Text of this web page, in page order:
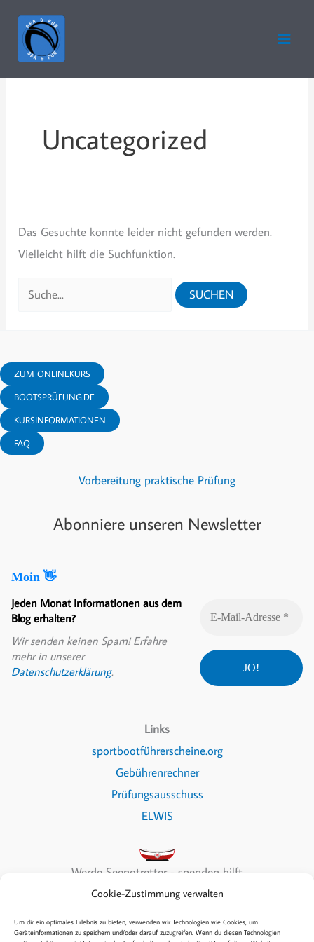
Cookie-Zustimmung verwalten
Um dir ein optimales Erlebnis zu bieten, verwenden wir Technologien wie Cookies, um
Geräteinformationen zu speichern und/oder darauf zuzugreifen. Wenn du diesen Technologien
Inhalt
springen
Uncategorized
Das Gesuchte konnte leider nicht gefunden werden.
Vielleicht hilft die Suchfunktion.
Suchen
ZUM ONLINEKURS
BOOTSPRÜFUNG.DE
KURSINFORMATIONEN
FAQ
Vorbereitung praktische Prüfung
Abonniere unseren Newsletter
Moin 👋
Jeden Monat Informationen aus dem
Blog erhalten?
Wir senden keinen Spam! Erfahre
mehr in unserer
Datenschutzerklärung.
Links
sportbootführerscheine.org
Gebührenrechner
Prüfungsausschuss
ELWIS
Werde Seenotretter - spenden hilft